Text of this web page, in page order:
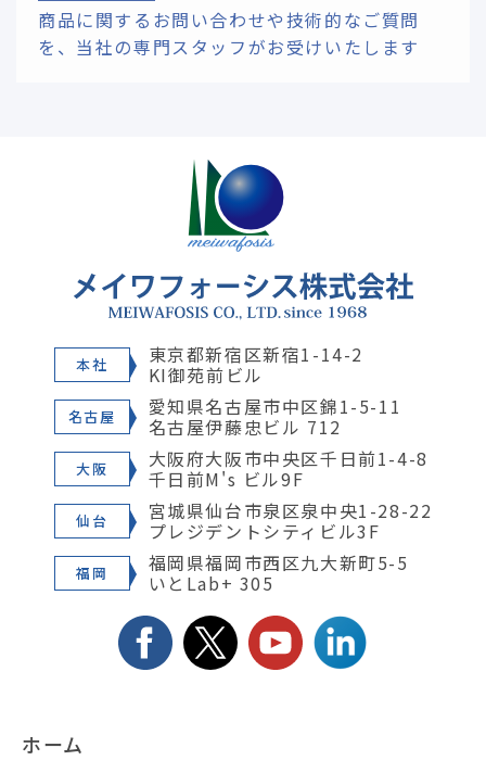
商品に関するお問い合わせや技術的なご質問
を、 当社の専門スタッフがお受けいたします
本社 東京都新宿区新宿1-14-2
KI御苑前ビル
名古屋 愛知県名古屋市中区錦1-5-11
名古屋伊藤忠ビル 712
大阪 大阪府大阪市中央区千日前1-4-8
千日前M's ビル9F
仙台 宮城県仙台市泉区泉中央1-28-22
プレジデントシティビル3F
福岡 福岡県福岡市西区九大新町5-5
いとLab+ 305
ホーム